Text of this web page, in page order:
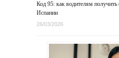
Код 95: как водителям
Испании
26/03/2026